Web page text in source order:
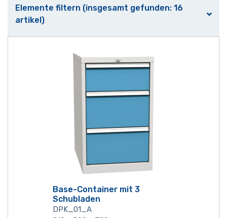
Elemente filtern (insgesamt gefunden: 16
artikel)
Base-Container mit 3
Schubladen
DPK_01_A